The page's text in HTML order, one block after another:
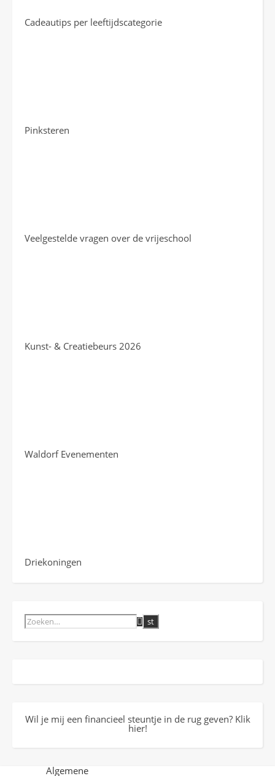
Cadeautips per leeftijdscategorie
Pinksteren
Veelgestelde vragen over de vrijeschool
Kunst- & Creatiebeurs 2026
Waldorf Evenementen
Driekoningen
Wil je mij een financieel steuntje in de rug geven? Klik
hier!
Algemene